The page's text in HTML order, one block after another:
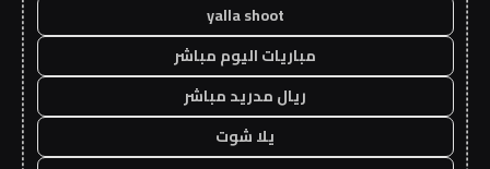
yalla shoot
مباريات اليوم مباشر
ريال مدريد مباشر
يلا شوت